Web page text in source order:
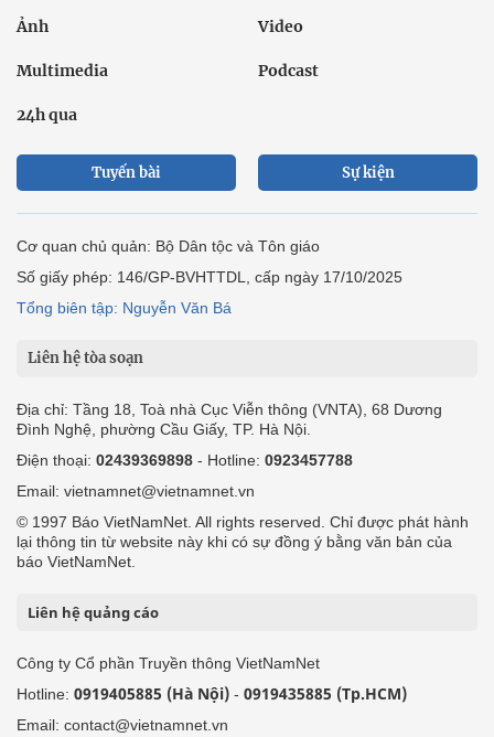
Ảnh Video
Multimedia Podcast
24h qua
Tuyến bài Sự kiện
Cơ quan chủ quản: Bộ Dân tộc và Tôn giáo
Số giấy phép: 146/GP-BVHTTDL, cấp ngày 17/10/2025
Tổng biên tập: Nguyễn Văn Bá
Liên hệ tòa soạn
Địa chỉ: Tầng 18, Toà nhà Cục Viễn thông (VNTA), 68 Dương
Đình Nghệ, phường Cầu Giấy, TP. Hà Nội.
Điện thoại: 02439369898 - Hotline: 0923457788
Email: vietnamnet@vietnamnet.vn
© 1997 Báo VietNamNet. All rights reserved. Chỉ được phát hành
lại thông tin từ website này khi có sự đồng ý bằng văn bản của
báo VietNamNet.
Liên hệ quảng cáo
Công ty Cổ phần Truyền thông VietNamNet
Hotline: 0919405885 (Hà Nội) - 0919435885 (Tp.HCM)
Email: contact@vietnamnet.vn